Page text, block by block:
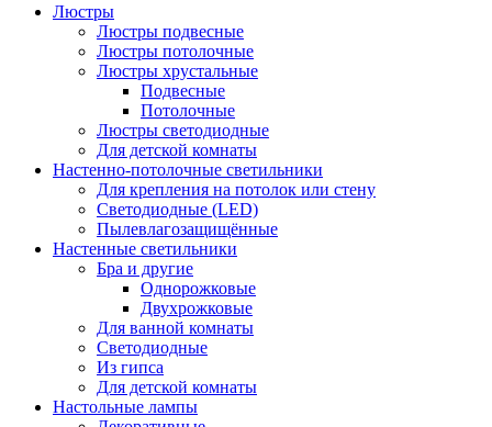
Люстры
Люстры подвесные
Люстры потолочные
Люстры хрустальные
Подвесные
Потолочные
Люстры светодиодные
Для детской комнаты
Настенно-потолочные светильники
Для крепления на потолок или стену
Светодиодные (LED)
Пылевлагозащищённые
Настенные светильники
Бра и другие
Однорожковые
Двухрожковые
Для ванной комнаты
Светодиодные
Из гипса
Для детской комнаты
Настольные лампы